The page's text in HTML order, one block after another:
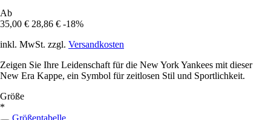
Ab
35,00 € 28,86 € -18%
inkl. MwSt. zzgl. Versandkosten
Zeigen Sie Ihre Leidenschaft für die New York Yankees mit dieser
New Era Kappe, ein Symbol für zeitlosen Stil und Sportlichkeit.
Größe
*
Größentabelle